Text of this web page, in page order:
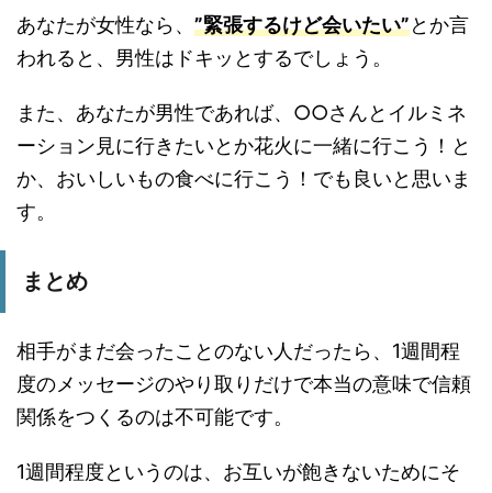
あなたが女性なら、 ”緊張するけど会いたい”とか言
われると、男性はドキッとするでしょう。
また、あなたが男性であれば、○○さんとイルミネ
ーション見に行きたいとか花火に一緒に行こう！と
か、おいしいもの食べに行こう！でも良いと思いま
す。
まとめ
相手がまだ会ったことのない人だったら、1週間程
度のメッセージのやり取りだけで本当の意味で信頼
関係をつくるのは不可能です。
1週間程度というのは、お互いが飽きないためにそ